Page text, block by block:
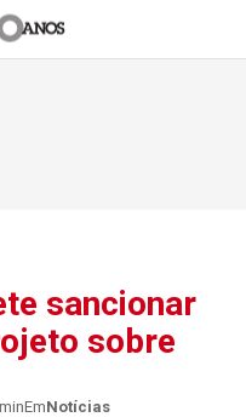
sancionar
sobre
EmNotícias